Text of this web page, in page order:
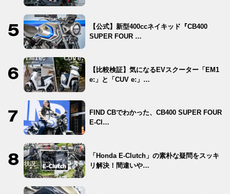
【公式】新型400ccネイキッド『CB400
SUPER FOUR …
【比較検証】気になるEVスクーター「EM1
e:」と「CUV e:」…
FIND CBでわかった、CB400 SUPER FOUR
E-Cl…
「Honda E-Clutch」の素朴な疑問をスッキ
リ解決！間違いや…